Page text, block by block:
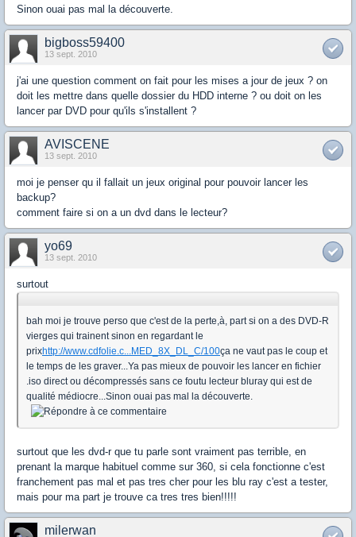
Sinon ouai pas mal la découverte.
bigboss59400
13 sept. 2010
j'ai une question comment on fait pour les mises a jour de jeux ? on
doit les mettre dans quelle dossier du HDD interne ? ou doit on les
lancer par DVD pour qu'ils s'installent ?
AVISCENE
13 sept. 2010
moi je penser qu il fallait un jeux original pour pouvoir lancer les
backup?
comment faire si on a un dvd dans le lecteur?
yo69
13 sept. 2010
surtout
bah moi je trouve perso que c'est de la perte,à, part si on a des DVD-R
vierges qui trainent sinon en regardant le
prixhttp://www.cdfolie.c...MED_8X_DL_C/100ça ne vaut pas le coup et
le temps de les graver...Ya pas mieux de pouvoir les lancer en fichier
.iso direct ou décompressés sans ce foutu lecteur bluray qui est de
qualité médiocre...Sinon ouai pas mal la découverte.
surtout que les dvd-r que tu parle sont vraiment pas terrible, en
prenant la marque habituel comme sur 360, si cela fonctionne c'est
franchement pas mal et pas tres cher pour les blu ray c'est a tester,
mais pour ma part je trouve ca tres tres bien!!!!!
milerwan